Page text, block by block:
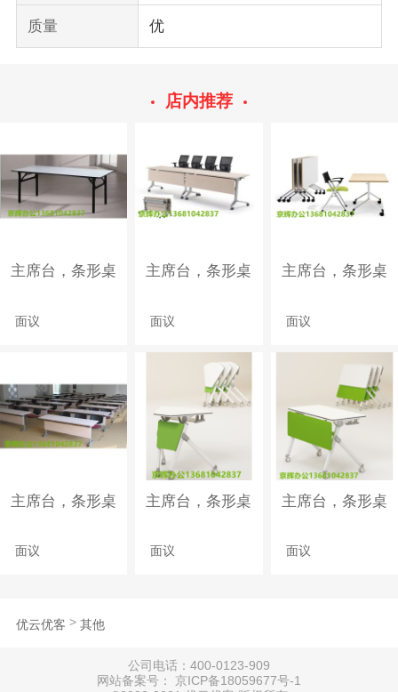
质量 优
店内推荐
主席台，条形桌
面议
主席台，条形桌
面议
主席台，条形桌
面议
主席台，条形桌
面议
主席台，条形桌
面议
主席台，条形桌
面议
优云优客 > 其他
公司电话：400-0123-909
网站备案号： 京ICP备18059677号-1